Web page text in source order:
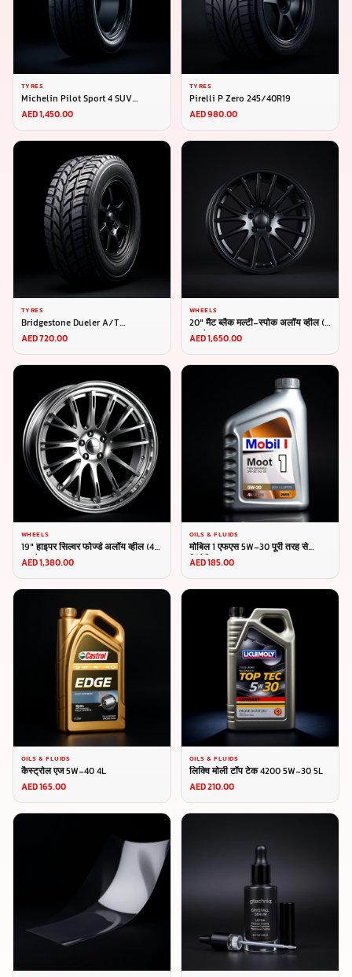
TYRES
Michelin Pilot Sport 4 SUV
275/45R20
AED 1,450.00
TYRES
Pirelli P Zero 245/40R19
AED 980.00
TYRES
Bridgestone Dueler A/T
265/65R17
AED 720.00
WHEELS
20" मैट ब्लैक मल्टी-स्पोक अलॉय व्हील (4
का सेट)
AED 1,650.00
WHEELS
19" हाइपर सिल्वर फोर्ज्ड अलॉय व्हील (4
का सेट)
AED 1,380.00
OILS & FLUIDS
मोबिल 1 एफएस 5W-30 पूरी तरह से
सिंथेटिक 4L
AED 185.00
OILS & FLUIDS
कैस्ट्रोल एज 5W-40 4L
AED 165.00
OILS & FLUIDS
लिक्वि मोली टॉप टेक 4200 5W-30 5L
AED 210.00